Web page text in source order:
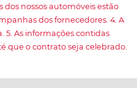
dos nossos automóveis estão
dos fornecedores. 4. A
As informações contidas
que o contrato seja celebrado.